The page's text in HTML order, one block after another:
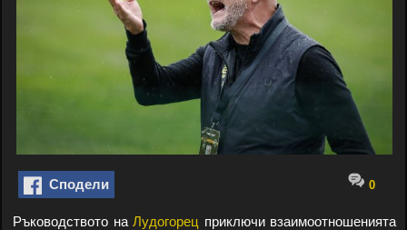
Сподели 0
Ръководството на Лудогорец приключи взаимоотношенията